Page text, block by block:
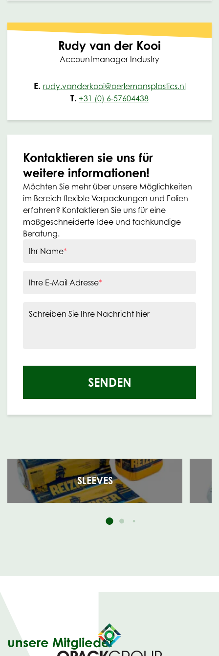
Rudy van der Kooi
Accountmanager Industry
E. rudy.vanderkooi@oerlemansplastics.nl
T. +31 (0) 6-57604438
Kontaktieren sie uns für
weitere informationen!
Möchten Sie mehr über unsere Möglichkeiten
im Bereich flexible Verpackungen und Folien
erfahren? Kontaktieren Sie uns für eine
maßgeschneiderte Idee und fachkundige
Beratung.
Ihr Name*
Ihre E-Mail Adresse*
Schreiben Sie Ihre Nachricht hier
SENDEN
SLEEVES
unsere Mitglieder